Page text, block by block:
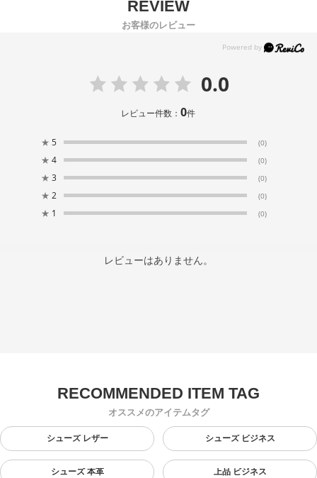
お客様のレビュー
0.0
レビュー件数：0件
★ 5 (0)
★ 4 (0)
★ 3 (0)
★ 2 (0)
★ 1 (0)
レビューはありません。
オススメのアイテムタグ
シューズ レザー シューズ ビジネス
シューズ 本革 上品 ビジネス